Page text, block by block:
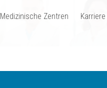
Medizinische Zentren